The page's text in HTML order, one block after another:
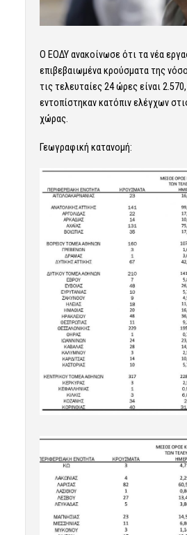
Ο ΕΟΔΥ ανακοίνωσε ότι τα νέα
επιβεβαιωμένα κρούσματα της
τις τελευταίες 24 ώρες είναι
εντοπίστηκαν κατόπιν ελέγχων
χώρας.
Γεωγραφική κατανομή: